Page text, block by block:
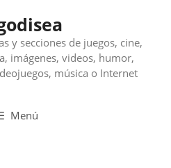
y secciones de juegos, cine,
imágenes, videos, humor,
música o Internet
Menú